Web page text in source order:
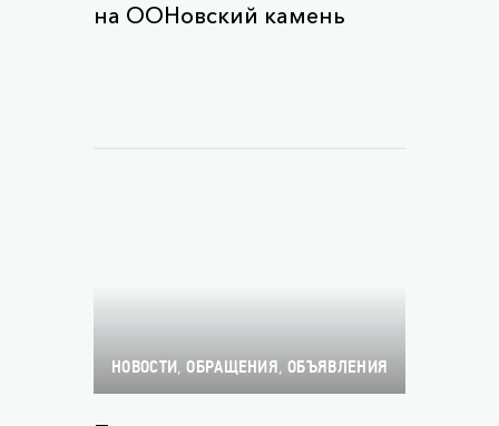
на ООНовский камень
НОВОСТИ,ОБРАЩЕНИЯ ,ОБЪЯВЛЕНИЯ